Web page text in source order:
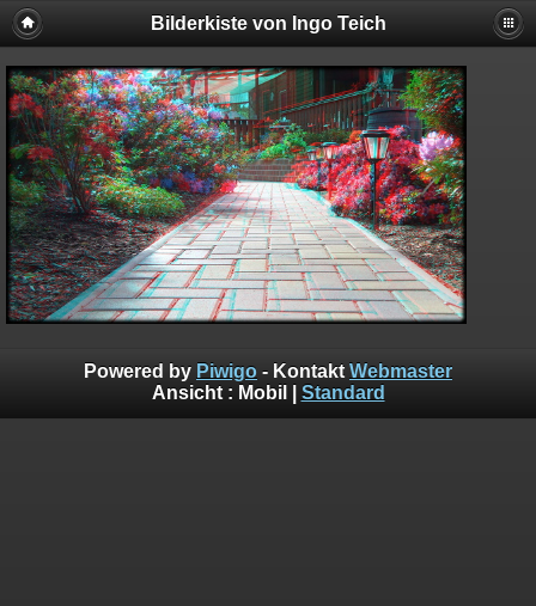
Bilderkiste von Ingo Teich
Powered by Piwigo - Kontakt Webmaster
Ansicht : Mobil Standard